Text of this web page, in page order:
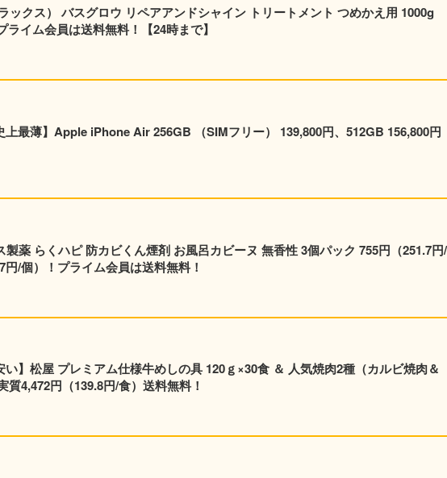
ックス） バスグロウ リペアアンドシャイン トリートメント つめかえ用 1000g
ライム会員は送料無料！【24時まで】
上最薄】Apple iPhone Air 256GB （SIMフリー） 139,800円、512GB 156,800円
ビくん煙剤 お風呂カビーヌ 無香性 3個パック 755円（251.7円/
/個）！プライム会員は送料無料！
い】松屋 プレミアム仕様牛めしの具 120ｇ×30食 ＆ 人気焼肉2種（カルビ焼肉＆
質4,472円（139.8円/食）送料無料！